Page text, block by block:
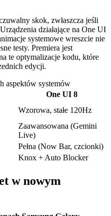
skok, zwłaszcza jeśli
działające na One UI
systemowe wreszcie nie
testy. Premiera jest
te optymalizacje kodu, które
edycji.
aspektów systemów
One UI 8
Wzorowa, stałe 120Hz
Zaawansowana (Gemini
Live)
Pełna (Now Bar, czcionki)
Knox + Auto Blocker
w nowym